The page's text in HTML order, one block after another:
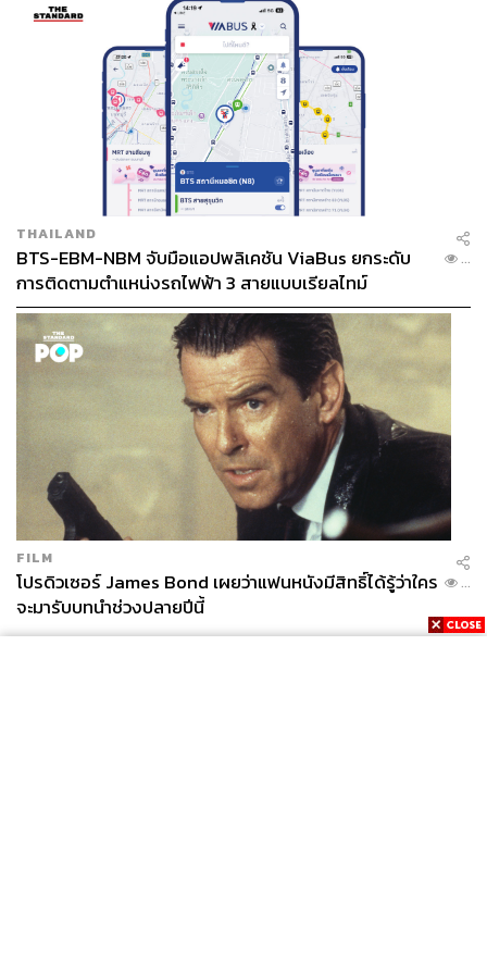
THAILAND
BTS-EBM-NBM จับมือแอปพลิเคชัน ViaBus ยกระดับ
การติดตามตำแหน่งรถไฟฟ้า 3 สายแบบเรียลไทม์
...
FILM
โปรดิวเซอร์ James Bond เผยว่าแฟนหนังมีสิทธิ์ได้รู้ว่าใคร
จะมารับบทนำช่วงปลายปีนี้
...